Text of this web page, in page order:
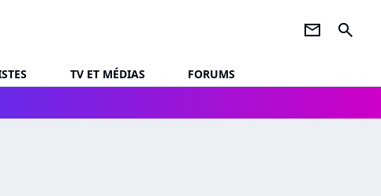
newsletter search
TV ET MÉDIAS
FORUMS